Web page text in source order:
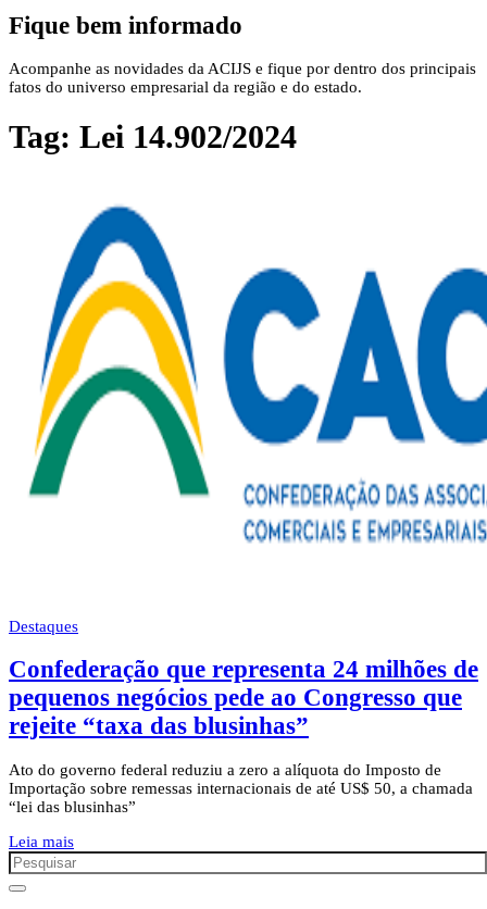
Fique bem informado
Acompanhe as novidades da ACIJS e fique por dentro dos principais
fatos do universo empresarial da região e do estado.
Tag: Lei 14.902/2024
Destaques
Confederação que representa 24 milhões de
pequenos negócios pede ao Congresso que
rejeite “taxa das blusinhas”
Ato do governo federal reduziu a zero a alíquota do Imposto de
Importação sobre remessas internacionais de até US$ 50, a chamada
“lei das blusinhas”
Leia mais